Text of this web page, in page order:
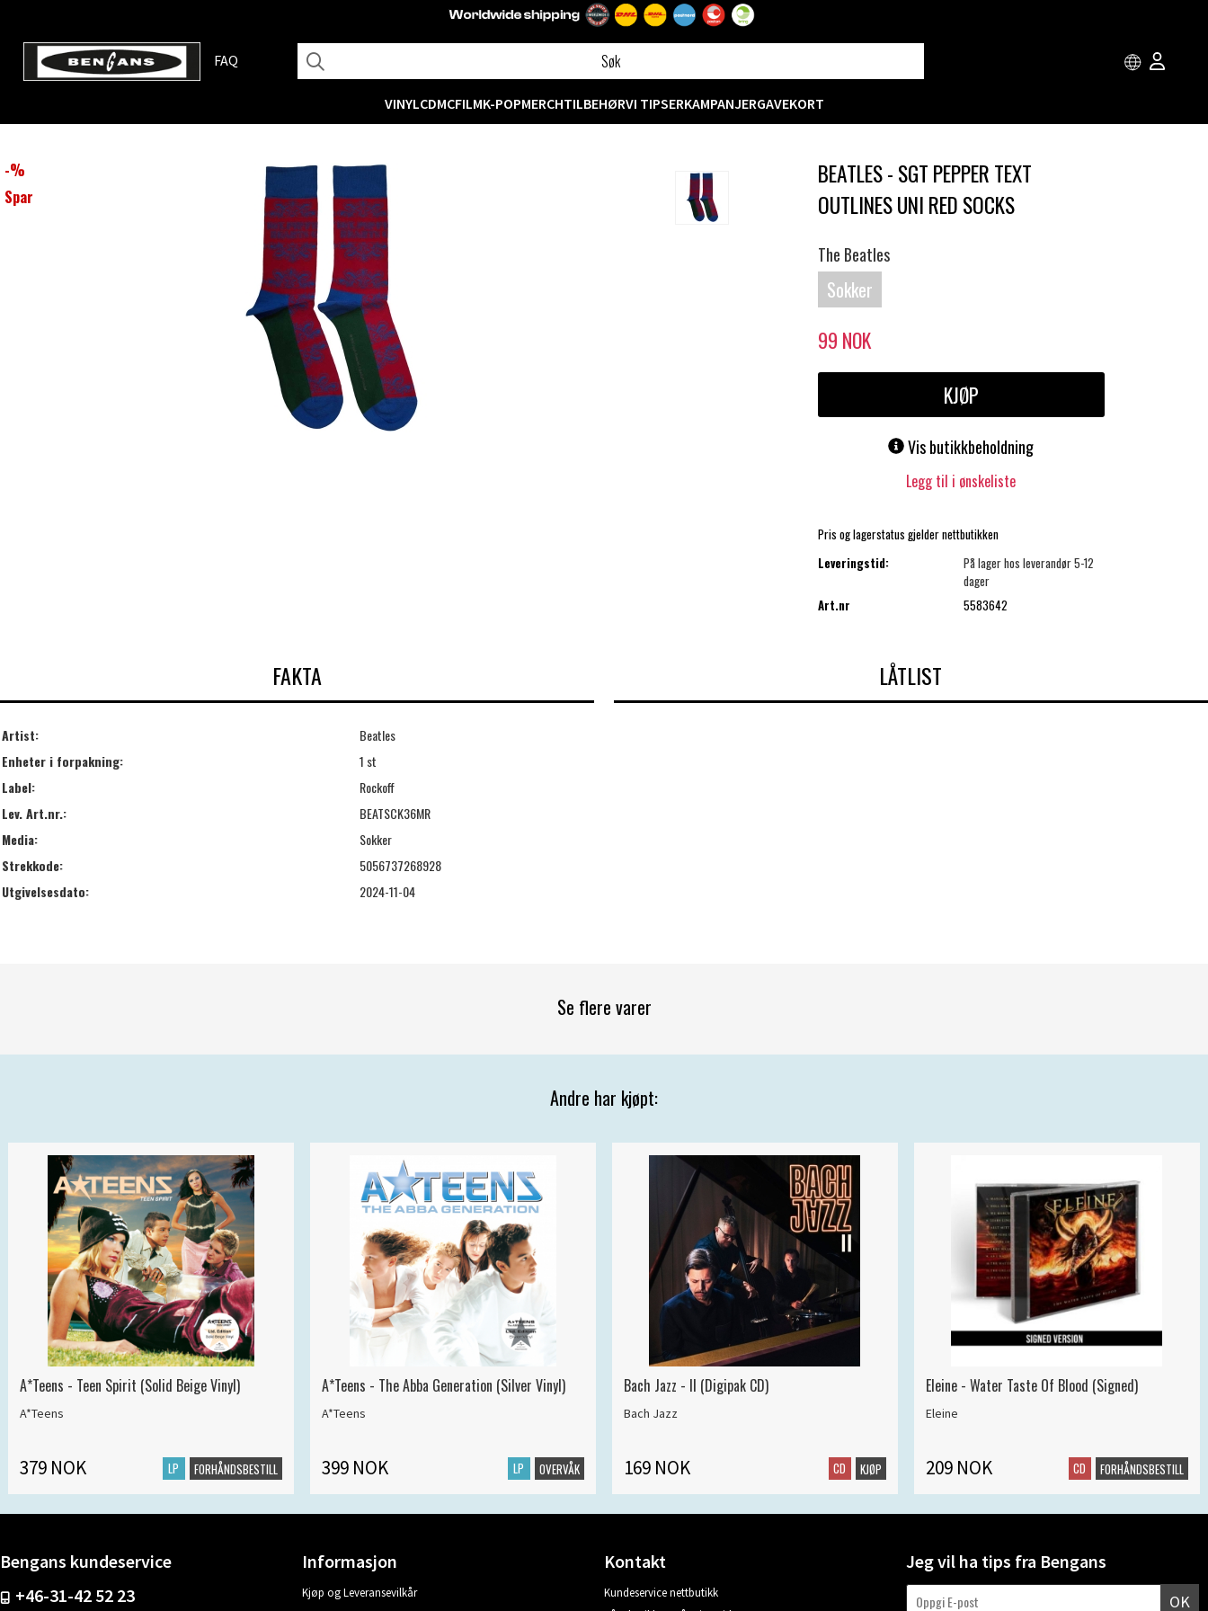
FAQ
VINYLCDMCFILMK-POPMERCHTILBEHØRVI TIPSERKAMPANJERGAVEKORT
-%
Spar
BEATLES - SGT PEPPER TEXT
OUTLINES UNI RED SOCKS
The Beatles
Sokker
99 NOK
KJØP
Vis butikkbeholdning
Legg til i ønskeliste
Pris og lagerstatus gjelder nettbutikken
Leveringstid:
På lager hos leverandør 5-12
dager
Art.nr
5583642
FAKTA
Artist:
Beatles
Enheter i forpakning:
1 st
Label:
Rockoff
Lev. Art.nr.:
BEATSCK36MR
Media:
Sokker
Strekkode:
5056737268928
Utgivelsesdato:
2024-11-04
LÅTLIST
Se flere varer
Andre har kjøpt:
A*Teens - Teen Spirit (Solid Beige Vinyl)
A*Teens
379 NOK LP FORHÅNDSBESTILL
A*Teens - The Abba Generation (Silver Vinyl)
A*Teens
399 NOK LP OVERVÅK
Bach Jazz - II (Digipak CD)
Bach Jazz
169 NOK CD KJØP
Eleine - Water Taste Of Blood (Signed)
Eleine
209 NOK CD FORHÅNDSBESTILL
Bengans kundeservice
+46-31-42 52 23
Informasjon
Kjøp og Leveransevilkår
Kontakt
Kundeservice nettbutikk
Jeg vil ha tips fra Bengans
OK